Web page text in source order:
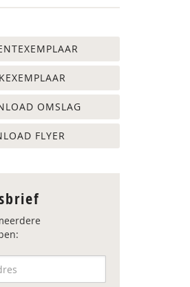
OMSLAG
FLYER